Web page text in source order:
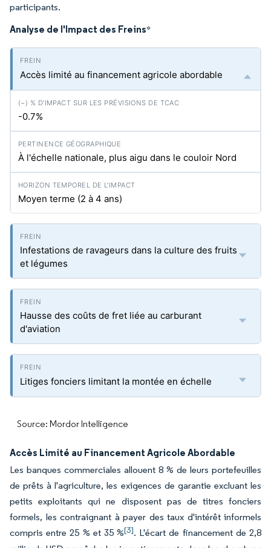
participants.
Analyse de l'Impact des Freins*
Accès limité au financement agricole abordable
-0.7%
À l'échelle nationale, plus aigu dans le couloir Nord
Moyen terme (2 à 4 ans)
Infestations de ravageurs dans la culture des fruits
et légumes
Hausse des coûts de fret liée au carburant
d'aviation
Litiges fonciers limitant la montée en échelle
Source: Mordor Intelligence
Accès Limité au Financement Agricole Abordable
Les banques commerciales allouent 8 % de leurs portefeuilles
de prêts à l'agriculture, les exigences de garantie excluant les
petits exploitants qui ne disposent pas de titres fonciers
formels, les contraignant à payer des taux d'intérêt informels
compris entre 25 % et 35 %[3]. L'écart de financement de 2,8